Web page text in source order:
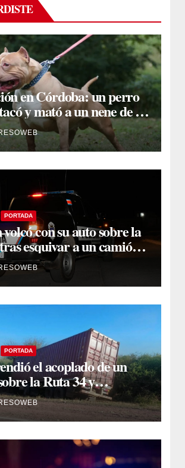
en Córdoba: un perro
y mató a un nene de 3
PORTADA
con su auto sobre la
esquivar a un camión
de carril
PORTADA
el acoplado de un
la Ruta 34 y
se unieron para